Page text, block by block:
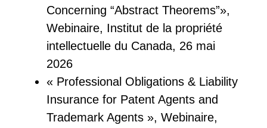
Concerning “Abstract Theorems”»,
Webinaire, Institut de la propriété
intellectuelle du Canada, 26 mai
2026
« Professional Obligations & Liability
Insurance for Patent Agents and
Trademark Agents », Webinaire,